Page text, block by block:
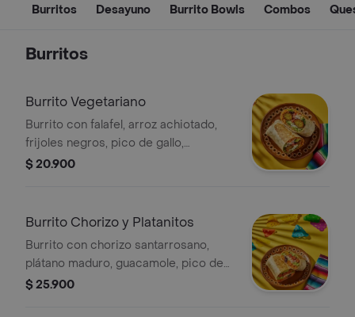
Burritos Desayuno Burrito Bowls Combos
Burritos
Burrito Vegetariano
Burrito con falafel, arroz achiotado,
frijoles negros, pico de gallo,
guacamole, queso, lechuga, totopos
$ 20.900
Burrito Chorizo y Platanitos
Burrito con chorizo santarrosano,
plátano maduro, guacamole, pico de
gallo, frijoles negros, arroz achiote,
$ 25.900